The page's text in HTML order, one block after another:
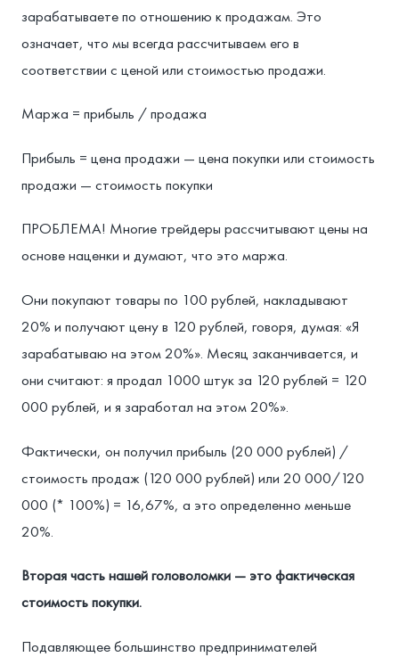
зарабатываете по отношению к продажам. Это
означает, что мы всегда рассчитываем его в
соответствии с ценой или стоимостью продажи.
Маржа = прибыль / продажа
Прибыль = цена продажи — цена покупки или стоимость
продажи — стоимость покупки
ПРОБЛЕМА! Многие трейдеры рассчитывают цены на
основе наценки и думают, что это маржа.
Они покупают товары по 100 рублей, накладывают
20% и получают цену в 120 рублей, говоря, думая: «Я
зарабатываю на этом 20%». Месяц заканчивается, и
они считают: я продал 1000 штук за 120 рублей = 120
000 рублей, и я заработал на этом 20%».
Фактически, он получил прибыль (20 000 рублей) /
стоимость продаж (120 000 рублей) или 20 000/120
000 (* 100%) = 16,67%, а это определенно меньше
20%.
Вторая часть нашей головоломки — это фактическая
стоимость покупки.
Подавляющее большинство предпринимателей